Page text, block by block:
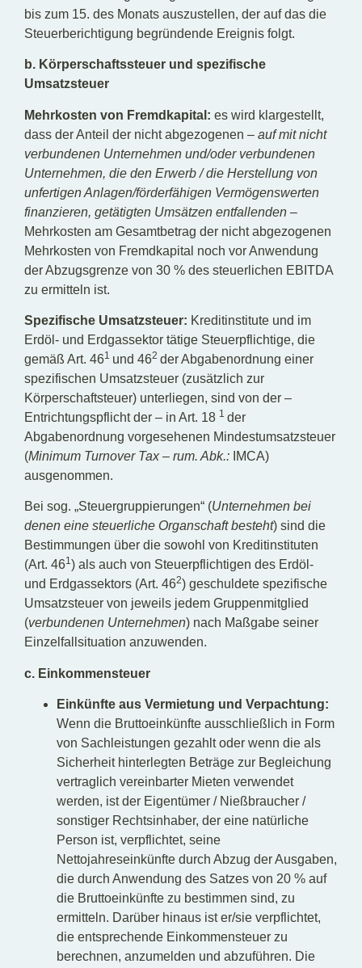
bis zum 15. des Monats auszustellen, der auf das die
Steuerberichtigung begründende Ereignis folgt.
b. Körperschaftssteuer und spezifische
Umsatzsteuer
Mehrkosten von Fremdkapital: es wird klargestellt,
dass der Anteil der nicht abgezogenen – auf mit nicht
verbundenen Unternehmen und/oder verbundenen
Unternehmen, die den Erwerb / die Herstellung von
unfertigen Anlagen/förderfähigen Vermögenswerten
finanzieren, getätigten Umsätzen entfallenden –
Mehrkosten am Gesamtbetrag der nicht abgezogenen
Mehrkosten von Fremdkapital noch vor Anwendung
der Abzugsgrenze von 30 % des steuerlichen EBITDA
zu ermitteln ist.
Spezifische Umsatzsteuer: Kreditinstitute und im
Erdöl- und Erdgassektor tätige Steuerpflichtige, die
gemäß Art. 461 und 462 der Abgabenordnung einer
spezifischen Umsatzsteuer (zusätzlich zur
Körperschaftsteuer) unterliegen, sind von der –
Entrichtungspflicht der – in Art. 18 1 der
Abgabenordnung vorgesehenen Mindestumsatzsteuer
(Minimum Turnover Tax – rum. Abk.: IMCA)
ausgenommen.
Bei sog. „Steuergruppierungen“ (Unternehmen bei
denen eine steuerliche Organschaft besteht) sind die
Bestimmungen über die sowohl von Kreditinstituten
(Art. 461) als auch von Steuerpflichtigen des Erdöl-
und Erdgassektors (Art. 462) geschuldete spezifische
Umsatzsteuer von jeweils jedem Gruppenmitglied
(verbundenen Unternehmen) nach Maßgabe seiner
Einzelfallsituation anzuwenden.
c. Einkommensteuer
Einkünfte aus Vermietung und Verpachtung:
Wenn die Bruttoeinkünfte ausschließlich in Form
von Sachleistungen gezahlt oder wenn die als
Sicherheit hinterlegten Beträge zur Begleichung
vertraglich vereinbarter Mieten verwendet
werden, ist der Eigentümer / Nießbraucher /
sonstiger Rechtsinhaber, der eine natürliche
Person ist, verpflichtet, seine
Nettojahreseinkünfte durch Abzug der Ausgaben,
die durch Anwendung des Satzes von 20 % auf
die Bruttoeinkünfte zu bestimmen sind, zu
ermitteln. Darüber hinaus ist er/sie verpflichtet,
die entsprechende Einkommensteuer zu
berechnen, anzumelden und abzuführen. Die